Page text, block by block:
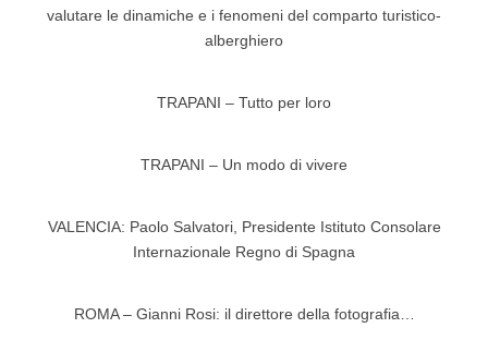
valutare le dinamiche e i fenomeni del comparto turistico-
alberghiero
TRAPANI – Tutto per loro
TRAPANI – Un modo di vivere
VALENCIA: Paolo Salvatori, Presidente Istituto Consolare
Internazionale Regno di Spagna
ROMA – Gianni Rosi: il direttore della fotografia…